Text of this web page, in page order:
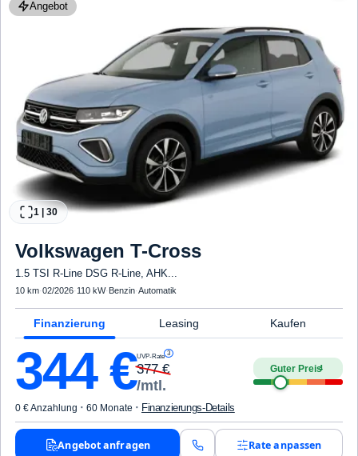
Angebot
1 30
Volkswagen T-Cross
1.5 TSI R-Line DSG R-Line, AHK...
10 km·02/2026· 110 kW· Benzin·Automatik
Finanzierung Leasing Kaufen
344€UVP-Rate 3
377€
/mtl.
Guter Preis4
0 € Anzahlung · 60 Monate · Finanzierungs-Details
Angebot anfragen Rate anpassen